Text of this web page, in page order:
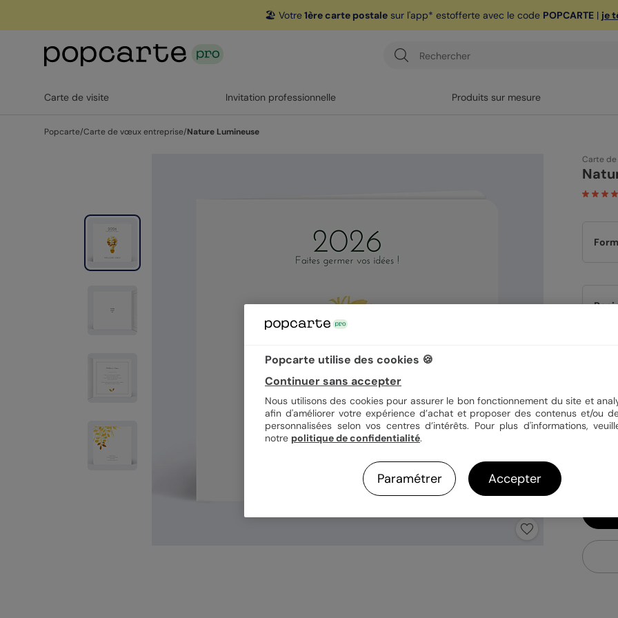
🏖️ Votre1ère carte postalesur l'app* estofferte avec le code POPCARTE| je
Carte de visite Invitation professionnelle Produits sur mesure
Popcarte/Carte de vœux entreprise/Nature Lumineuse
Carte
Popcarte utilise des cookies 🍪
Continuer sans accepter
Nous utilisons des cookies pour assurer le bon fonctionnement du site et
afin d'améliorer votre expérience d’achat et proposer des contenus et/ou
personnalisées selon vos centres d’intérêts. Pour plus d'informations,
notre politique de confidentialité.
Paramétrer Accepter